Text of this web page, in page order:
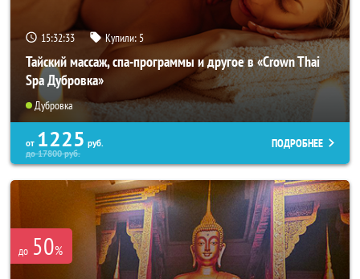
15:32:31 Купили: 5
Тайский массаж, спа-программы и другое в «Crown Thai
Spa Дубровка»
Дубровка
от 1225 руб.
до17800руб.
ПОДРОБНЕЕ
до 50%